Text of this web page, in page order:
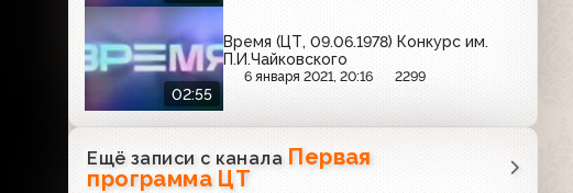
02:55
Время (ЦТ, 09.06.1978) Конкурс им.
П.И.Чайковского
6 января 2021, 20:16 2299
Ещё записи с канала Первая
программа ЦТ